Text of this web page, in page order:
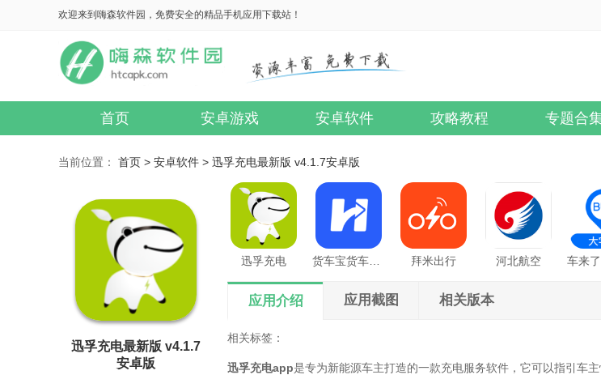
欢迎来到嗨森软件园，免费安全的精品手机应用下载站！
首页 安卓游戏 安卓软件 攻略教程 专题合
当前位置： 首页 > 安卓软件 > 迅孚充电最新版 v4.1.7安卓版
迅孚充电最新版 v4.1.7
安卓版
迅孚充电 拜米出行 河北航空
应用介绍 应用截图 相关版本
相关标签：
迅孚充电app是专为新能源车主打造的一款充电服务软件，它可以指引车